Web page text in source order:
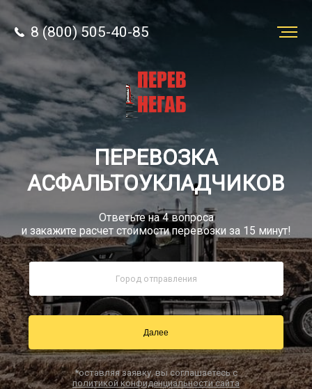
8 (800) 505-40-85
Звонок по РФ бесплатный
sale@simtruck-negabarit.ru
Заказать звонок
Заказать
перевозку
8 (800) 505-40-85
ПЕРЕВОЗКА
АСФАЛЬТОУКЛАДЧИКОВ
Ответьте на 4 вопроса
и закажите расчет стоимости перевозки за 15 минут!
Далее
*оставляя заявку, вы соглашаетесь с
политикой конфиденциальности сайта